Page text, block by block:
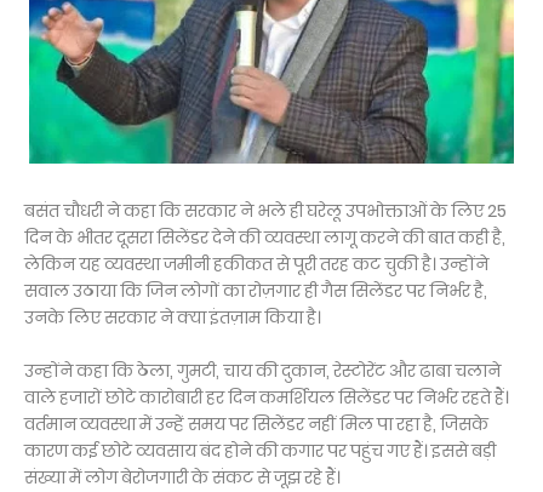
बसंत चौधरी ने कहा कि सरकार ने भले ही घरेलू उपभोक्ताओं के लिए 25
दिन के भीतर दूसरा सिलेंडर देने की व्यवस्था लागू करने की बात कही है,
लेकिन यह व्यवस्था जमीनी हकीकत से पूरी तरह कट चुकी है। उन्होंने
सवाल उठाया कि जिन लोगों का रोज़गार ही गैस सिलेंडर पर निर्भर है,
उनके लिए सरकार ने क्या इंतज़ाम किया है।
उन्होंने कहा कि ठेला, गुमटी, चाय की दुकान, रेस्टोरेंट और ढाबा चलाने
वाले हजारों छोटे कारोबारी हर दिन कमर्शियल सिलेंडर पर निर्भर रहते हैं।
वर्तमान व्यवस्था में उन्हें समय पर सिलेंडर नहीं मिल पा रहा है, जिसके
कारण कई छोटे व्यवसाय बंद होने की कगार पर पहुंच गए हैं। इससे बड़ी
संख्या में लोग बेरोजगारी के संकट से जूझ रहे हैं।